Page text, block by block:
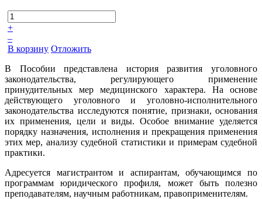
+
–
В корзину Отложить
В Пособии представлена история развития уголовного
законодательства, регулирующего применение
принудительных мер медицинского характера. На основе
действующего уголовного и уголовно-исполнительного
законодательства исследуются понятие, признаки, основания
их применения, цели и виды. Особое внимание уделяется
порядку назначения, исполнения и прекращения применения
этих мер, анализу судебной статистики и примерам судебной
практики.
Адресуется магистрантом и аспирантам, обучающимся по
программам юридического профиля, может быть полезно
преподавателям, научным работникам, правоприменителям.